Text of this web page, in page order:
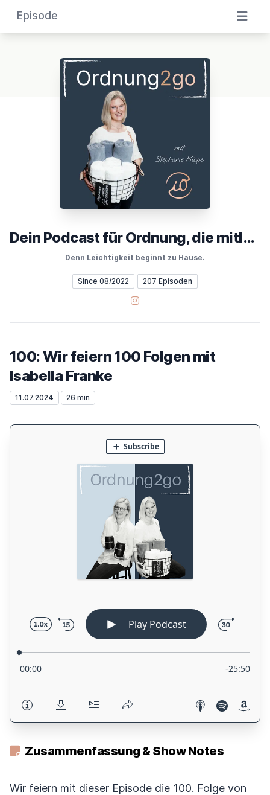
Episode
Dein Podcast für Ordnung, die mitläuft
Denn Leichtigkeit beginnt zu Hause.
Since 08/2022 207 Episoden
Instagram
100: Wir feiern 100 Folgen mit
Isabella Franke
11.07.2024 26 min
Zusammenfassung & Show Notes
Wir feiern mit dieser Episode die 100. Folge von